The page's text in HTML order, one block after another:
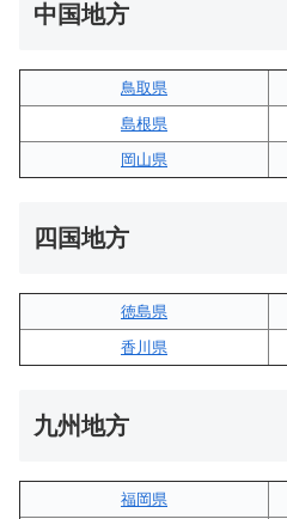
中国地方
鳥取県
島根県
岡山県
四国地方
徳島県
香川県
九州地方
福岡県